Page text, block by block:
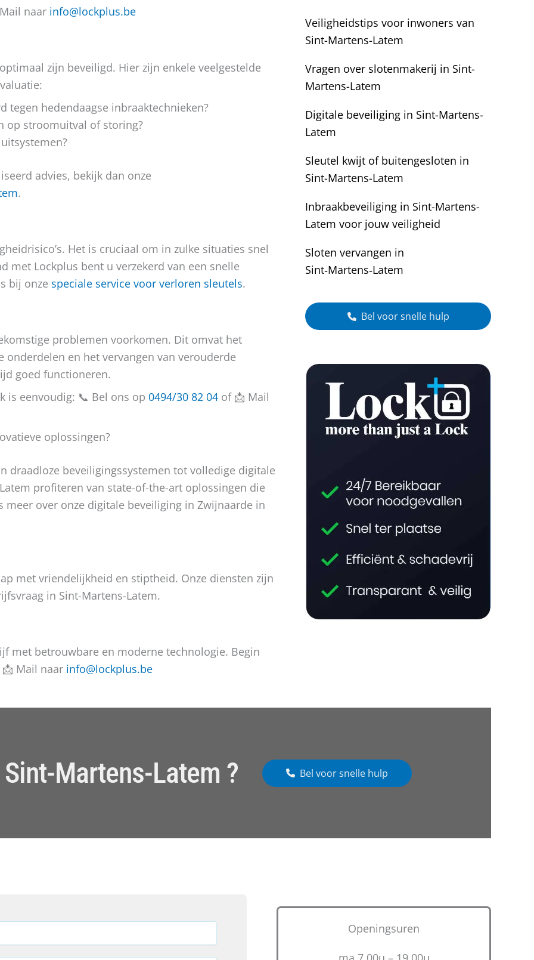
naar info@lockplus.be
zijn beveiligd. Hier zijn enkele veelgestelde
tegen hedendaagse inbraaktechnieken?
op stroomuitval of storing?
advies, bekijk dan onze
.
Het is cruciaal om in zulke situaties snel
met Lockplus bent u verzekerd van een snelle
bij onze speciale service voor verloren sleutels.
problemen voorkomen. Dit omvat het
en het vervangen van verouderde
goed functioneren.
is eenvoudig: 📞 Bel ons op 0494/30 82 04 of 📩 Mail
oplossingen?
draadloze beveiligingssystemen tot volledige digitale
profiteren van state-of-the-art oplossingen die
meer over onze digitale beveiliging in Zwijnaarde in
met vriendelijkheid en stiptheid. Onze diensten zijn
in Sint-Martens-Latem.
met betrouwbare en moderne technologie. Begin
Mail naar info@lockplus.be
Veiligheidstips voor inwoners van
Sint-Martens-Latem
Vragen over slotenmakerij in Sint-
Martens-Latem
Digitale beveiliging in Sint-Martens-
Latem
Sleutel kwijt of buitengesloten in
Sint-Martens-Latem
Inbraakbeveiliging in Sint-Martens-
Latem voor jouw veiligheid
Sloten vervangen in
Sint‑Martens‑Latem
Bel voor snelle hulp
Martens-Latem ? Bel voor snelle hulp
Openingsuren